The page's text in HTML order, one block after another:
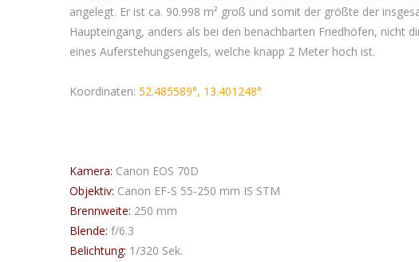
angelegt. Er ist ca. 90.998 m² groß und somit der größte der
Haupteingang, anders als bei den benachbarten Friedhöfen, nicht
eines Auferstehungsengels, welche knapp 2 Meter hoch ist.
Koordinaten: 52.485589°, 13.401248°
Kamera: Canon EOS 70D
Objektiv: Canon EF-S 55-250 mm IS STM
Brennweite: 250 mm
Blende: f/6.3
Belichtung: 1/320 Sek.